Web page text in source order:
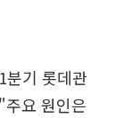
분기 롯데관
요 원인은